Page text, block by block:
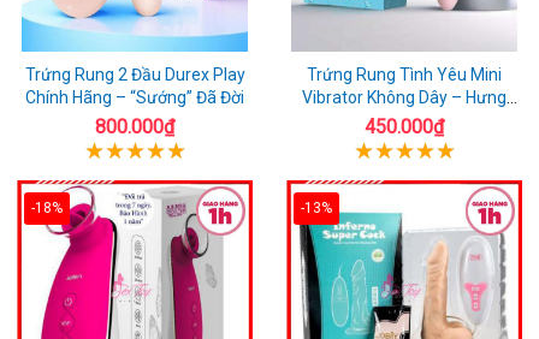
Trứng Rung 2 Đầu Durex Play
Chính Hãng – “Sướng” Đã Đời
800.000₫
Trứng Rung Tình Yêu Mini
Vibrator Không Dây – Hưng
Phấn Mọi Nơi
450.000₫
-18% -13%